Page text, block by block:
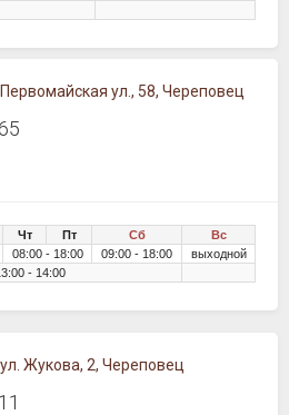
ул., 58, Череповец
Чт Пт Сб
Вс
08:00 - 18:00 09:00 - 18:00
выходной
- 14:00
Жукова, 2, Череповец